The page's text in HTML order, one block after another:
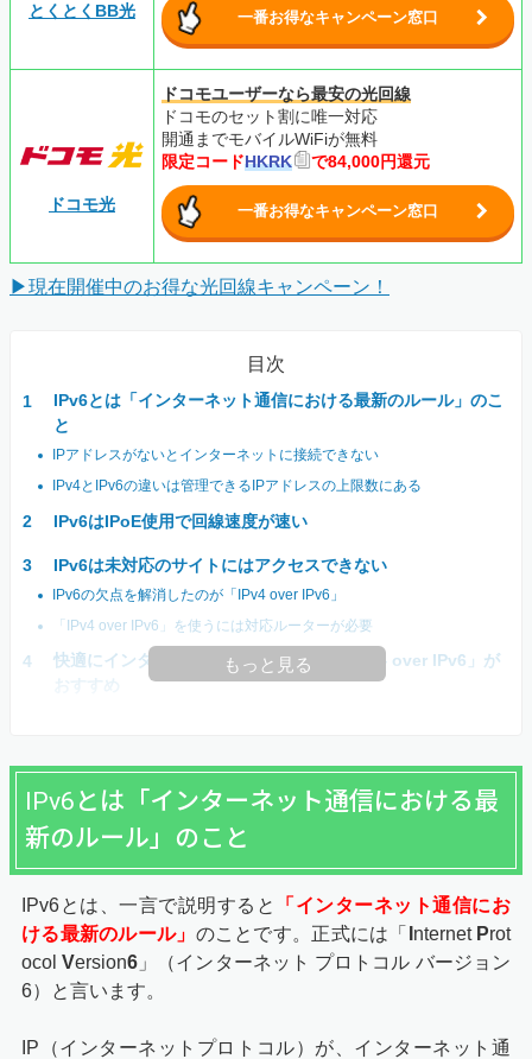
とくとくBB光 一番お得なキャンペーン窓口
ドコモ光
ドコモユーザーなら最安の光回線
ドコモのセット割に唯一対応
開通までモバイルWiFiが無料
限定コードHKRK で84,000円還元
一番お得なキャンペーン窓口
▶現在開催中のお得な光回線キャンペーン！
目次
IPv6とは「インターネット通信における最新のルール」のこ
と
IPアドレスがないとインターネットに接続できない
IPv4とIPv6の違いは管理できるIPアドレスの上限数にある
IPv6はIPoE使用で回線速度が速い
IPv6は未対応のサイトにはアクセスできない
IPv6の欠点を解消したのが「IPv4 over IPv6」
「IPv4 over IPv6」を使うには対応ルーターが必要
快適にインターネットを使いたいなら「IPv4 over IPv6」が
おすすめ
もっと見る
IPv6とは「インターネット通信における最
新のルール」のこと
IPv6とは、一言で説明すると
「インターネット通信にお
ける最新のルール」 のことです。正式には「 nternet Prot
ocolVersion6 」（インターネット プロトコル バージョン
6）と言います。
IP（インターネットプロトコル）が、インターネット通